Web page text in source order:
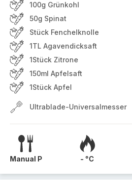
100g Grünkohl
50g Spinat
Stück Fenchelknolle
1TL Agavendicksaft
1Stück Zitrone
150ml Apfelsaft
1Stück Apfel
Ultrablade-Universalmesser
Manual P - °C